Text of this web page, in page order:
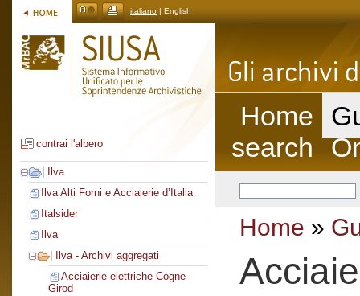
italiano | English
contrai l'albero
Ilva
Ilva Alti Forni e Acciaierie d’Italia
Italsider
Ilva
Ilva - Archivi aggregati
Acciaierie elettriche Cogne -
Girod
Home
search
Home »